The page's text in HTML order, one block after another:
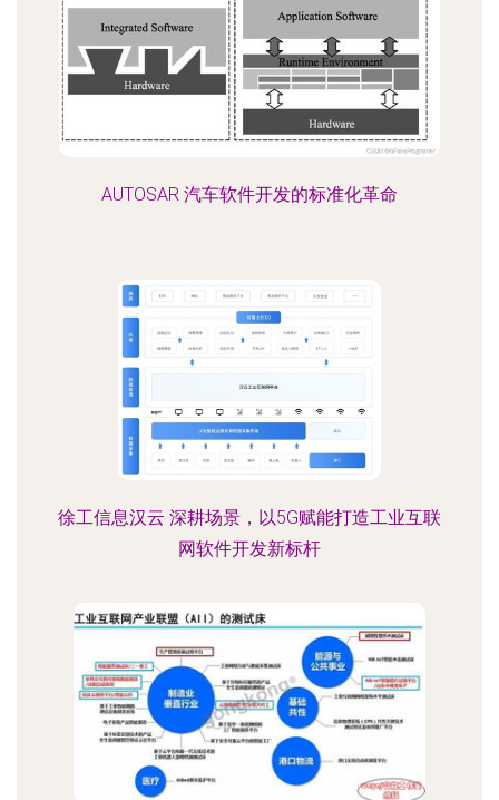
AUTOSAR 汽车软件开发的标准化革命
徐工信息汉云 深耕场景，以5G赋能打造工业互联
网软件开发新标杆